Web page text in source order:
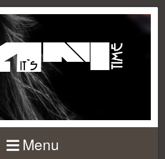
Menu